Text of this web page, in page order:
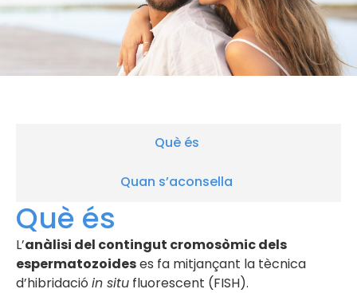
Què és
Quan s’aconsella
Què és
L’anàlisi del contingut cromosòmic dels
espermatozoideses fa mitjançant la tècnica
d’hibridació in situ fluorescent (FISH).